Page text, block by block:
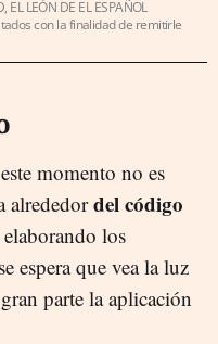
LEÓN DE EL ESPAÑOL
con la finalidad de remitirle
momento no es
alrededordel código
elaborando los
espera que vea la luz
parte la aplicación